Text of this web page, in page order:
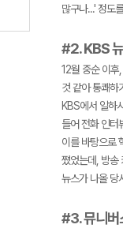
많구나...' 정도
#2. KBS
12월 중순 이후
것 같아 통쾌하
KBS에서 일하
들어 전화 인터
이를 바탕으로
쪘었는데, 방송
뉴스가 나올 당
#3. 뮤니버